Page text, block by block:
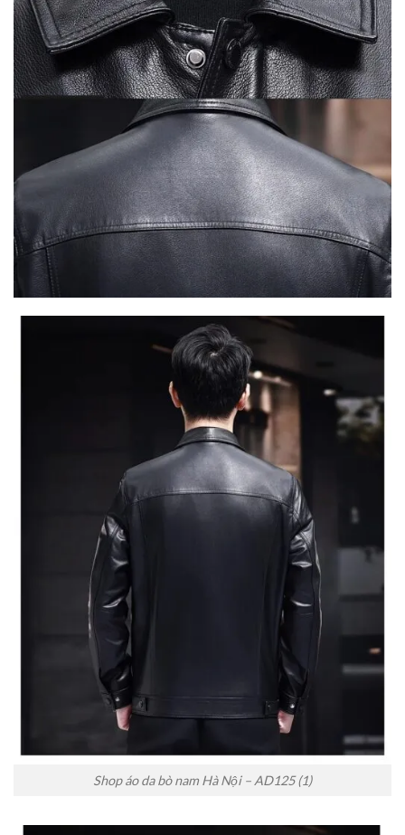
Shop áo da bò nam Hà Nội – AD125 (1)